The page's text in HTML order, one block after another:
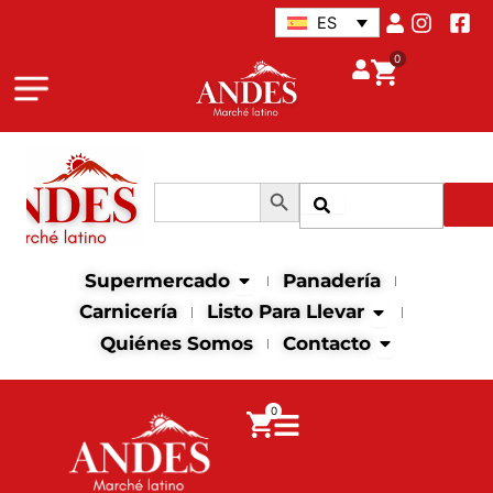
ES
0
Buscar: Botón de búsqueda
Supermercado Abrir supermercado
Panadería
Carnicería
Listo Para Llevar Abrir Listo
Quiénes Somos Contacto Abrir
0